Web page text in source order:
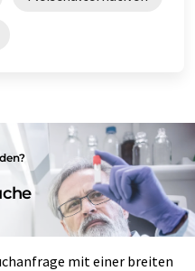
mit einer breiten